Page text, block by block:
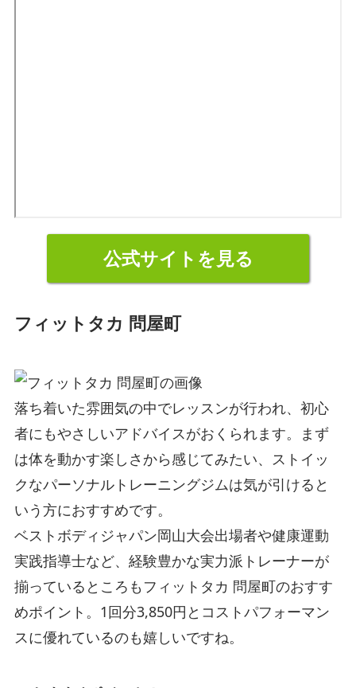
公式サイトを見る
フィットタカ 問屋町
落ち着いた雰囲気の中でレッスンが行われ、初心
者にもやさしいアドバイスがおくられます。まず
は体を動かす楽しさから感じてみたい、ストイッ
クなパーソナルトレーニングジムは気が引けると
いう方におすすめです。
ベストボディジャパン岡山大会出場者や健康運動
実践指導士など、経験豊かな実力派トレーナーが
揃っているところもフィットタカ 問屋町のおすす
めポイント。1回分3,850円とコストパフォーマン
スに優れているのも嬉しいですね。